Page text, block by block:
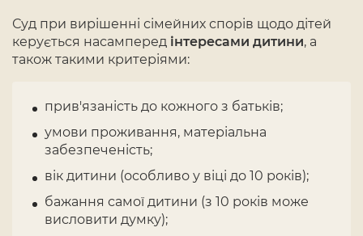
Суд при вирішенні сімейних спорів щодо дітей
керується насамперед інтересами дитини, а
також такими критеріями:
прив'язаність до кожного з батьків;
умови проживання, матеріальна
забезпеченість;
вік дитини (особливо у віці до 10 років);
бажання самої дитини (з 10 років може
висловити думку);